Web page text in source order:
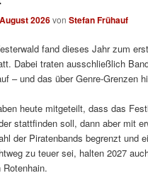
2026vonStefan Frühauf
fand dieses Jahr zum
Dabei traten ausschließlich
– und das über Genre-Grenzen
heute mitgeteilt, dass das
stattfinden soll, dann aber mit
der Piratenbands begrenzt und
zu teuer sei, halten 2027